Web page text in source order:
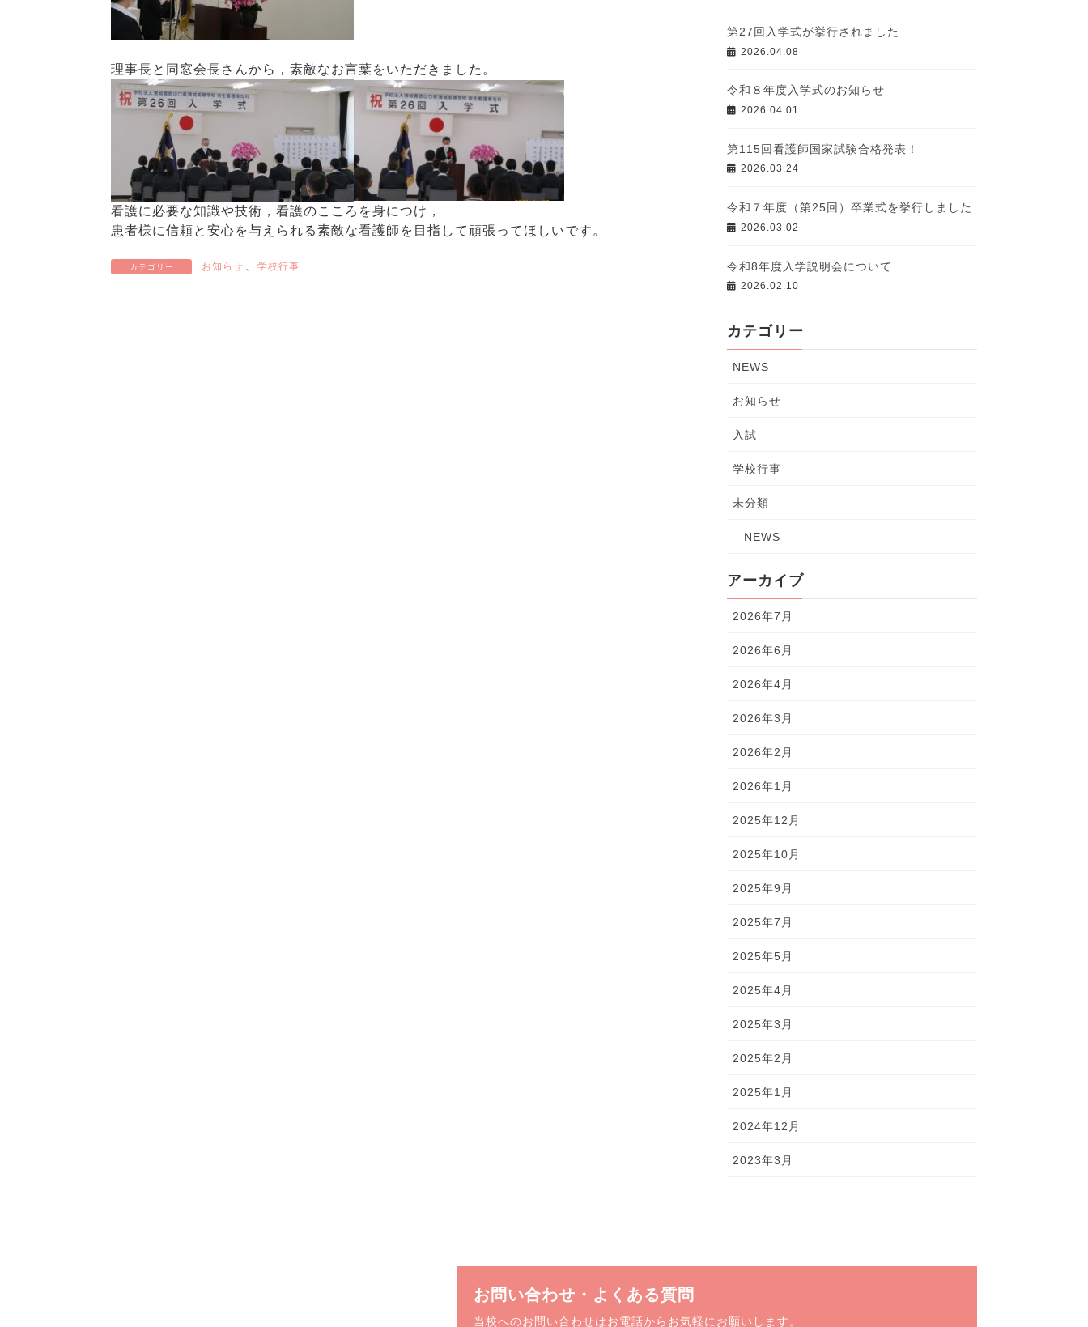
理事長と同窓会長さんから，素敵なお言葉をいただきました。
看護に必要な知識や技術，看護のこころを身につけ，
患者様に信頼と安心を与えられる素敵な看護師を目指して頑張ってほしいです。
カテゴリー お知らせ 、 学校行事
第27回入学式が挙行されました
2026.04.08
令和８年度入学式のお知らせ
2026.04.01
第115回看護師国家試験合格発表！
2026.03.24
令和７年度（第25回）卒業式を挙行しました
2026.03.02
令和8年度入学説明会について
2026.02.10
カテゴリー
NEWS
お知らせ
入試
学校行事
未分類
NEWS
アーカイブ
2026年7月
2026年6月
2026年4月
2026年3月
2026年2月
2026年1月
2025年12月
2025年10月
2025年9月
2025年7月
2025年5月
2025年4月
2025年3月
2025年2月
2025年1月
2024年12月
2023年3月
お問い合わせ・よくある質問
当校へのお問い合わせはお電話からお気軽にお願いします。